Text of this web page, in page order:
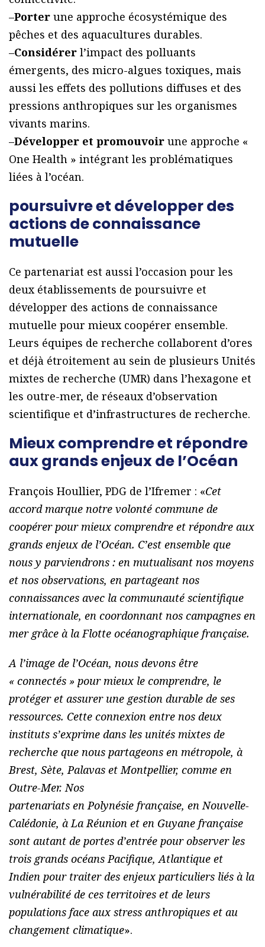
–Porter une approche écosystémique des
pêches et des aquacultures durables.
–Considérer l’impact des polluants
émergents, des micro-algues toxiques, mais
aussi les effets des pollutions diffuses et des
pressions anthropiques sur les organismes
vivants marins.
–Développer et promouvoir une approche «
One Health » intégrant les problématiques
liées à l’océan.
poursuivre et développer des
actions de connaissance
mutuelle
Ce partenariat est aussi l’occasion pour les
deux établissements de poursuivre et
développer des actions de connaissance
mutuelle pour mieux coopérer ensemble.
Leurs équipes de recherche collaborent d’ores
et déjà étroitement au sein de plusieurs Unités
mixtes de recherche (UMR) dans l’hexagone et
les outre-mer, de réseaux d’observation
scientifique et d’infrastructures de recherche.
Mieux comprendre et répondre
aux grands enjeux de l’Océan
François Houllier, PDG de l’Ifremer : «Cet
accord marque notre volonté commune de
coopérer pour mieux comprendre et répondre aux
grands enjeux de l’Océan. C’est ensemble que
nous y parviendrons : en mutualisant nos moyens
et nos observations, en partageant nos
connaissances avec la communauté scientifique
internationale, en coordonnant nos campagnes en
mer grâce à la Flotte océanographique française.
A l’image de l’Océan, nous devons être
« connectés » pour mieux le comprendre, le
protéger et assurer une gestion durable de ses
ressources. Cette connexion entre nos deux
instituts s’exprime dans les unités mixtes de
recherche que nous partageons en métropole, à
Brest, Sète, Palavas et Montpellier, comme en
Outre-Mer. Nos
partenariats en Polynésie française, en Nouvelle-
Calédonie, à La Réunion et en Guyane française
sont autant de portes d’entrée pour observer les
trois grands océans Pacifique, Atlantique et
Indien pour traiter des enjeux particuliers liés à la
vulnérabilité de ces territoires et de leurs
populations face aux stress anthropiques et au
changement climatique».